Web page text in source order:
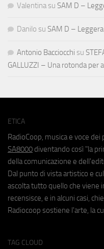
Valentina su SAM D –
Danilo su SAM D –
Antonio Bacciocchi su
GALLUZZI – Una rotonda per
ETICA
RadioCoop, musica e voce
SA8000 diventando così "la
della comunicazione e
Dal punto di vista artistico e
ascolta tutto quello che viene
recensisce, e in alcuni casi,
Radiocoop sostiene l'arte, la
TAG CLOUD